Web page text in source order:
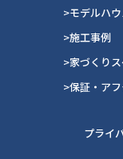
>モデルハ
>施工事例
>家づくり
>保証・ア
プライ